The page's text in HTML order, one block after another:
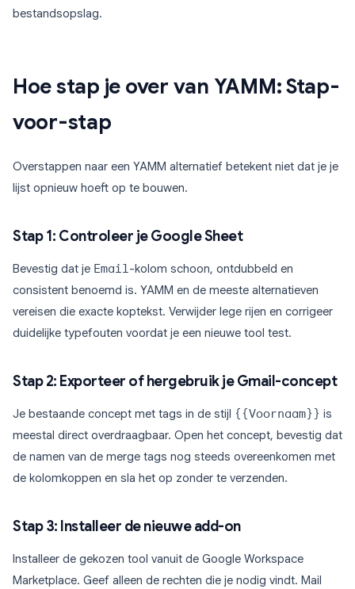
bestandsopslag.
Hoe stap je over van YAMM: Stap-
voor-stap
Overstappen naar een YAMM alternatief betekent niet dat je je
lijst opnieuw hoeft op te bouwen.
Stap 1: Controleer je Google Sheet
Bevestig dat je Email-kolom schoon, ontdubbeld en
consistent benoemd is. YAMM en de meeste alternatieven
vereisen die exacte koptekst. Verwijder lege rijen en corrigeer
duidelijke typefouten voordat je een nieuwe tool test.
Stap 2: Exporteer of hergebruik je Gmail-concept
Je bestaande concept met tags in de stijl {{Voornaam}} is
meestal direct overdraagbaar. Open het concept, bevestig dat
de namen van de merge tags nog steeds overeenkomen met
de kolomkoppen en sla het op zonder te verzenden.
Stap 3: Installeer de nieuwe add-on
Installeer de gekozen tool vanuit de Google Workspace
Marketplace. Geef alleen de rechten die je nodig vindt. Mail